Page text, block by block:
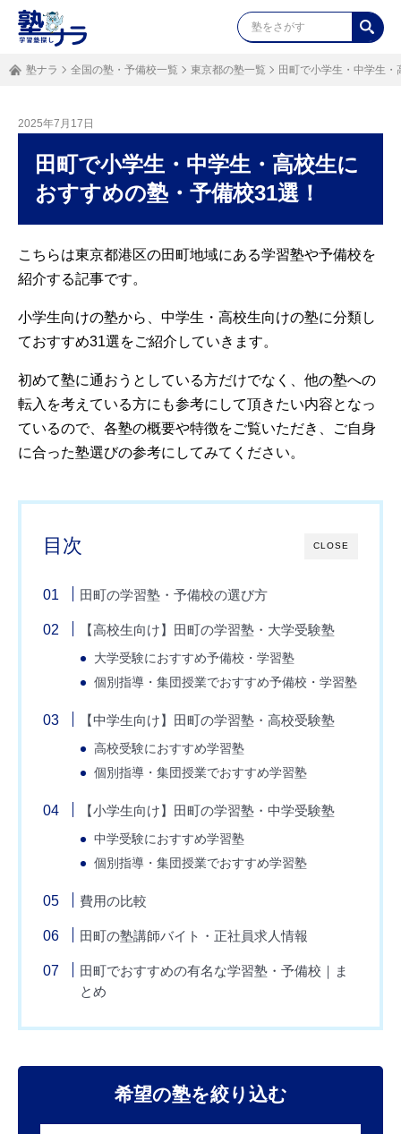
塾ナラ 全国の塾・予備校一覧 東京都の塾一覧 田町で小学生・中学生
2025年7月17日
田町で小学生・中学生・高校生に
おすすめの塾・予備校31選！
こちらは東京都港区の田町地域にある学習塾や予備校を
紹介する記事です。
小学生向けの塾から、中学生・高校生向けの塾に分類し
ておすすめ31選をご紹介していきます。
初めて塾に通おうとしている方だけでなく、他の塾への
転入を考えている方にも参考にして頂きたい内容となっ
ているので、各塾の概要や特徴をご覧いただき、ご自身
に合った塾選びの参考にしてみてください。
CLOSE
目次
田町の学習塾・予備校の選び方
【高校生向け】田町の学習塾・大学受験塾
大学受験におすすめ予備校・学習塾
個別指導・集団授業でおすすめ予備校・学習塾
【中学生向け】田町の学習塾・高校受験塾
高校受験におすすめ学習塾
個別指導・集団授業でおすすめ学習塾
【小学生向け】田町の学習塾・中学受験塾
中学受験におすすめ学習塾
個別指導・集団授業でおすすめ学習塾
費用の比較
田町の塾講師バイト・正社員求人情報
田町でおすすめの有名な学習塾・予備校｜ま
とめ
希望の塾を絞り込む